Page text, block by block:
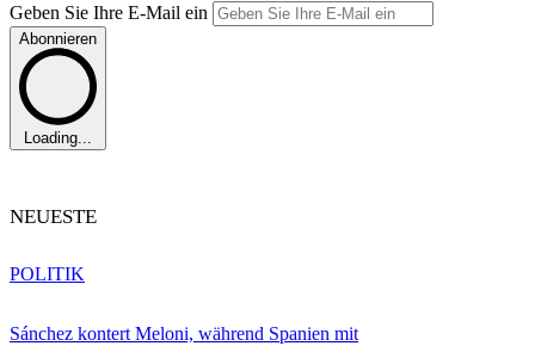
Geben Sie Ihre E-Mail ein
Abonnieren
Loading...
NEUESTE
Sánchez kontert Meloni, während Spanien mit
POLITIK